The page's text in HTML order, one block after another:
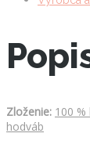
Zloženie: 100
hodváb